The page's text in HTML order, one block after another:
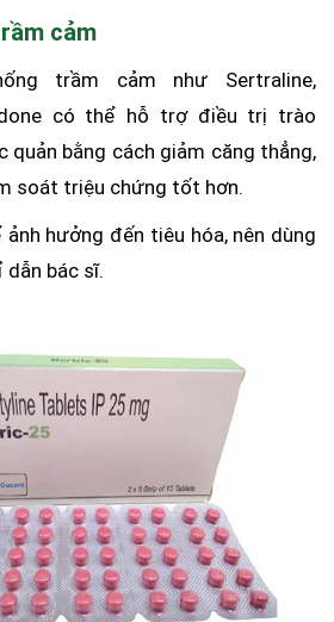
cảm
trầm cảm như Sertraline,
có thể hỗ trợ điều trị trào
quản bằng cách giảm căng thẳng,
soát triệu chứng tốt hơn.
hưởng đến tiêu hóa, nên dùng
bác sĩ.